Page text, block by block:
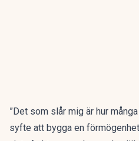
”Det som slår mig är hur
syfte att bygga en